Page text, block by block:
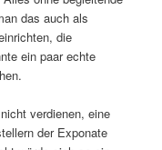
das auch als
die
ein paar echte
verdienen, eine
der Exponate